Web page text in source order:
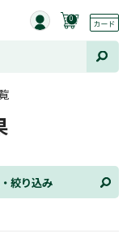
0
絞り込み